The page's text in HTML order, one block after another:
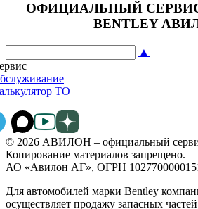
ОФИЦИАЛЬНЫЙ
BENTLEY
▲
ТО
© 2026 АВИЛОН – официальный
Копирование материалов запрещено.
АО «Авилон АГ», ОГРН
Для автомобилей марки Bentley
осуществляет продажу запасных